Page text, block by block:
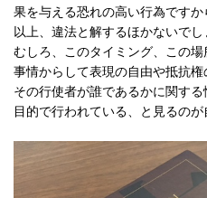
果を与える恐れの高い行為です
以上、違法と解するほかないでし
むしろ、このタイミング、この
事情からして表現の自由や抵抗権
その行使者が誰であるかに関す
目的で行われている、と見るのが